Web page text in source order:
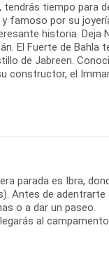
tendrás tiempo para
famoso por su
historia. Deja
El Fuerte de Bahla
de Jabreen.
constructor, el
parada es Ibra,
Antes de adentrarte
o a dar un paseo.
al